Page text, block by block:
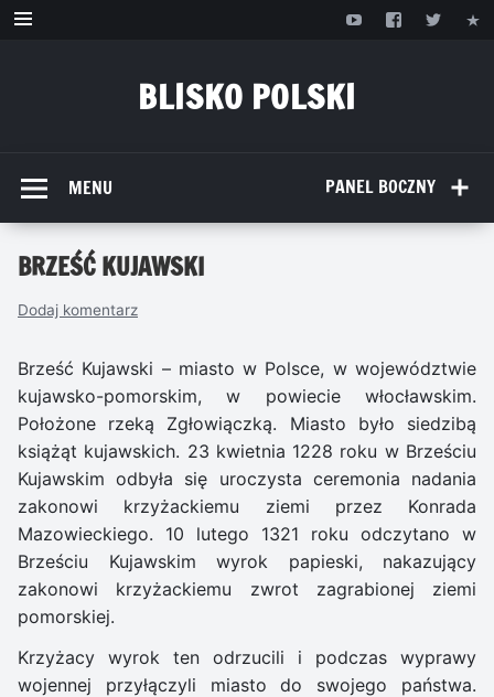
Przejdź
BLISKO POLSKI
PANEL BOCZNY
MENU
BRZEŚĆ KUJAWSKI
Dodaj komentarz
Brześć Kujawski – miasto w Polsce, w województwie
kujawsko-pomorskim, w powiecie włocławskim.
Położone rzeką Zgłowiączką. Miasto było siedzibą
książąt kujawskich. 23 kwietnia 1228 roku w Brześciu
Kujawskim odbyła się uroczysta ceremonia nadania
zakonowi krzyżackiemu ziemi przez Konrada
Mazowieckiego. 10 lutego 1321 roku odczytano w
Brześciu Kujawskim wyrok papieski, nakazujący
zakonowi krzyżackiemu zwrot zagrabionej ziemi
pomorskiej.
Krzyżacy wyrok ten odrzucili i podczas wyprawy
wojennej przyłączyli miasto do swojego państwa.